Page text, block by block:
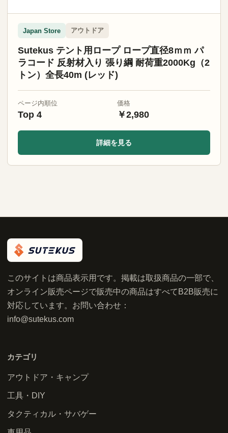
Japan Store アウトドア
Sutekus テント用ロープ ロープ直径8ｍｍ パ
ラコード 反射材入り 張り綱 耐荷重2000Kg（2
トン）全長40m (レッド)
ページ内順位
Top 4
価格
￥2,980
詳細を見る
このサイトは商品表示用です。掲載は取扱商品の一部で、
オンライン販売ページで販売中の商品はすべてB2B販売に
対応しています。お問い合わせ：
info@sutekus.com
カテゴリ
アウトドア・キャンプ
工具・DIY
タクティカル・サバゲー